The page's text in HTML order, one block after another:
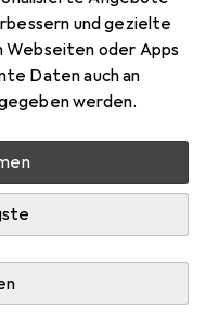
und gezielte
Webseiten oder Apps
Daten auch an
werden.
von Calvin Klein
geliefert
Lieferanten